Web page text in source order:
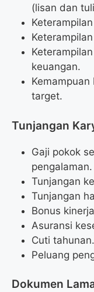
(lisan dan
keuangan.
target.
Tunjangan
Gaji pokok
pengalaman.
Tunjangan
Tunjangan
Bonus
Asuransi
Cuti tahunan.
Peluang
Dokumen